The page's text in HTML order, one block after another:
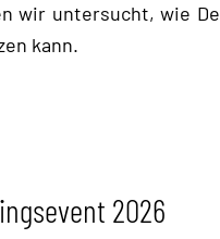
wir untersucht, wie
kann.
2026